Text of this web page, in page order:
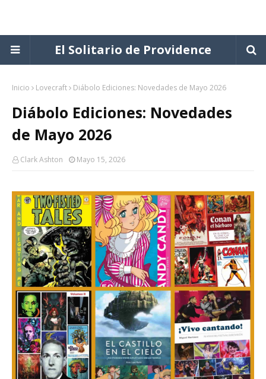
El Solitario de Providence
Inicio Lovecraft Diábolo Ediciones: Novedades de Mayo 2026
Diábolo Ediciones: Novedades
de Mayo 2026
Clark Ashton Mayo 15, 2026